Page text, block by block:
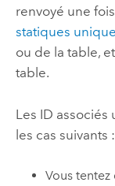
renvoyé une
statiques
ou de la table,
table.
Les ID
les cas suivants :
Vous